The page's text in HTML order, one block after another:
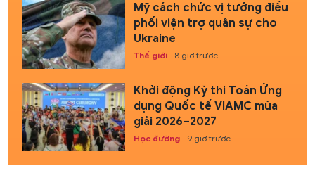
Mỹ cách chức vị tướng điều
phối viện trợ quân sự cho
Ukraine
Thế giới 8 giờ trước
Khởi động Kỳ thi Toán Ứng
dụng Quốc tế VIAMC mùa
giải 2026–2027
Học đường 9 giờ trước